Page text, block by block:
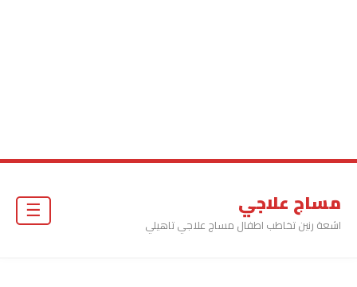
مساج علاجي
اشعة رنين تخاطب اطفال مساج علاجي تاهيلي